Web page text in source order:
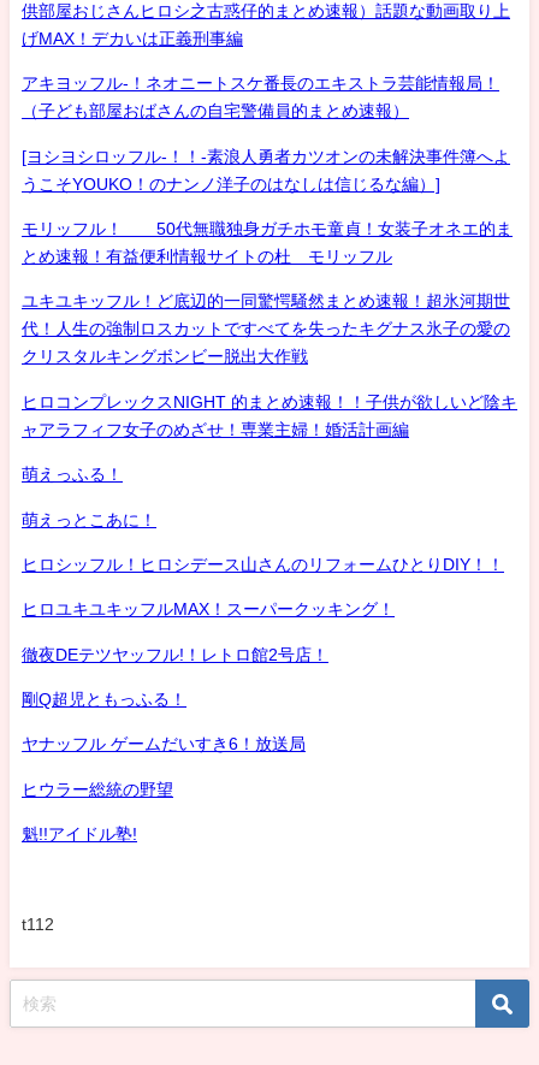
供部屋おじさんヒロシ之古惑仔的まとめ速報）話題な動画取り上
げMAX！デカいは正義刑事編
アキヨッフル-！ネオニートスケ番長のエキストラ芸能情報局！
（子ども部屋おばさんの自宅警備員的まとめ速報）
[ヨシヨシロッフル-！！-素浪人勇者カツオンの未解決事件簿へよ
うこそYOUKO！のナンノ洋子のはなしは信じるな編）]
モリッフル！ 50代無職独身ガチホモ童貞！女装子オネエ的ま
とめ速報！有益便利情報サイトの杜 モリッフル
ユキユキッフル！ど底辺的一同驚愕騒然まとめ速報！超氷河期世
代！人生の強制ロスカットですべてを失ったキグナス氷子の愛の
クリスタルキングボンビー脱出大作戦
ヒロコンプレックスNIGHT 的まとめ速報！！子供が欲しいど陰キ
ャアラフィフ女子のめざせ！専業主婦！婚活計画編
萌えっふる！
萌えっとこあに！
ヒロシッフル！ヒロシデース山さんのリフォームひとりDIY！！
ヒロユキユキッフルMAX！スーパークッキング！
徹夜DEテツヤッフル!！レトロ館2号店！
剛Q超児ともっふる！
ヤナッフル ゲームだいすき6！放送局
ヒウラー総統の野望
魁!!アイドル塾!
t112